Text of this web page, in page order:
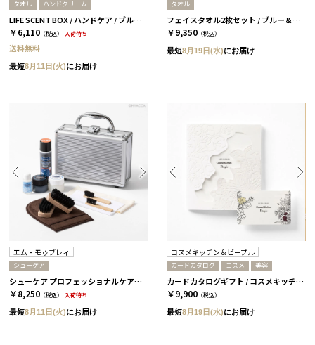
タオル ハンドクリーム
LIFE SCENT BOX / ハンドケア / ブルー＆ピンク
￥6,110 （税込） 入荷待ち
送料無料
最短8月11日(火)にお届け
タオル
フェイスタオル2枚セット / ブルー＆ピンク［オルシア］
￥9,350 （税込）
最短8月19日(水)にお届け
エム・モゥブレィ
シューケア
シューケア プロフェッショナルケアセット［エム・モゥブレィ］
￥8,250 （税込） 入荷待ち
最短8月11日(火)にお届け
コスメキッチン＆ビープル
カードカタログ コスメ 美容
カードカタログギフト / コスメキッチン＆ビープル / LOVE
￥9,900 （税込）
最短8月19日(水)にお届け